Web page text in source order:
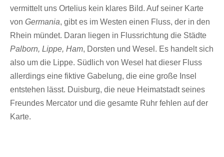
vermittelt uns Ortelius kein klares Bild. Auf seiner Karte
von Germania, gibt es im Westen einen Fluss, der in den
Rhein mündet. Daran liegen in Flussrichtung die Städte
Palborn, Lippe, Ham, Dorsten und Wesel. Es handelt sich
also um die Lippe. Südlich von Wesel hat dieser Fluss
allerdings eine fiktive Gabelung, die eine große Insel
entstehen lässt. Duisburg, die neue Heimatstadt seines
Freundes Mercator und die gesamte Ruhr fehlen auf der
Karte.